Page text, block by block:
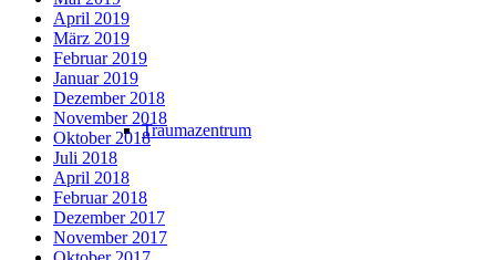
Traumazentrum
April 2019
März 2019
Februar 2019
Januar 2019
Dezember 2018
November 2018
Oktober 2018
Juli 2018
April 2018
Februar 2018
Dezember 2017
November 2017